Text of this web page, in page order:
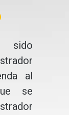
sido
al
se